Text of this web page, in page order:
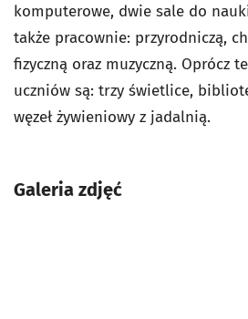
komputerowe, dwie sale do
także pracownie: przyrodniczą,
fizyczną oraz muzyczną. Oprócz
uczniów są: trzy świetlice,
węzeł żywieniowy z jadalnią.
Galeria zdjęć